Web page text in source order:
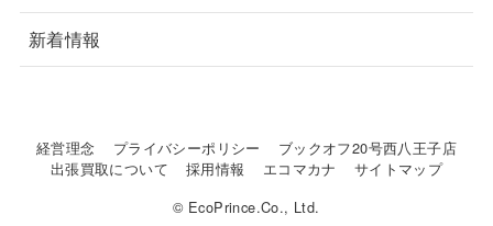
新着情報
経営理念 プライバシーポリシー
ブックオフ20号西八王子店
出張買取について
採用情報 エコマカナ
サイトマップ
© EcoPrince.Co., Ltd.